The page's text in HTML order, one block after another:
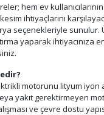
hem ev
ihtiyaçlarını
seçenekleriyle sunulur.
yaparak ihtiyacınıza
motorunu lityum iyon
yakıt gerektirmeyen
ve çevre dostu